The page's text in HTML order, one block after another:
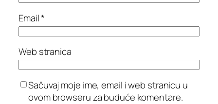
Email*
Web stranica
Sačuvaj moje ime, email i web stranicu u
ovom browseru za buduće komentare.